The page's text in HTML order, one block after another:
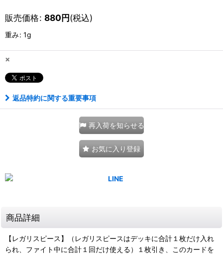
販売価格: 880円(税込)
重み: 1g
×
返品特約に関する重要事項
再入荷を知らせる
お気に入り登録
商品詳細
【レガリスピース】（レガリスピースはデッキに合計１枚だけ入れ
られ、ファイト中に合計１回だけ使える）１枚引き、このカードを